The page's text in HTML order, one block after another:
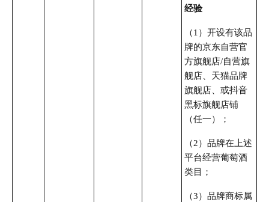
经验
（1）开设有该品
牌的京东自营官
方旗舰店/自营旗
舰店、天猫品牌
旗舰店、或抖音
黑标旗舰店铺
（任一）；
（2）品牌在上述
平台经营葡萄酒
类目；
（3）品牌商标属